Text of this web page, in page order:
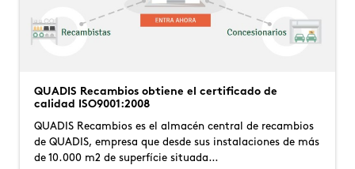
QUADIS Recambios obtiene el certificado de
calidad ISO9001:2008
QUADIS Recambios es el almacén central de recambios
de QUADIS, empresa que desde sus instalaciones de más
de 10.000 m2 de superfície situada…